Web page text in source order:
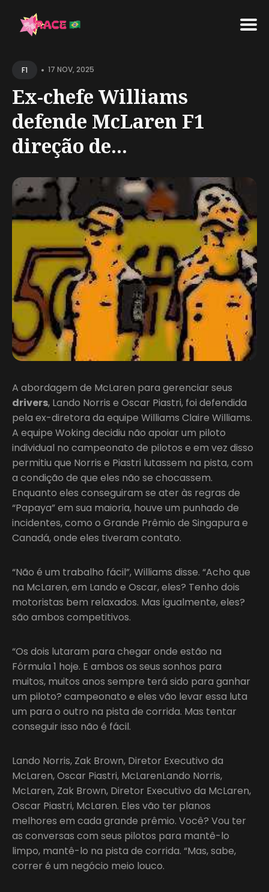
for
F1 • 17 NOV, 2025
Ex-chefe Williams
defende McLaren F1
direção de...
A abordagem de McLaren para gerenciar seus
drivers, Lando Norris e Oscar Piastri, foi defendida
pela ex-diretora da equipe Williams Claire Williams.
A equipe Woking decidiu não apoiar um piloto
individual no campeonato de pilotos e em vez disso
permitiu que Norris e Piastri lutassem na pista, com
a condição de que eles não se chocassem.
Enquanto eles conseguiram se ater às regras de
“Papaya” em sua maioria, houve um punhado de
incidentes, como o Grande Prêmio de Singapura e
Canadá, onde eles tiveram contato.
“Não é um trabalho fácil”, Williams disse. “Acho que
na McLaren, em Lando e Oscar, eles? Tenho dois
motoristas bem relaxados. Mas igualmente, eles?
são ambos competitivos.
“Os dois lutaram para chegar onde estão na
Fórmula 1 hoje. E ambos os seus sonhos para
muitos, muitos anos sempre terá sido para ganhar
um piloto? campeonato e eles vão levar essa luta
um para o outro na pista de corrida. Mas tentar
conseguir isso não é fácil.
Lando Norris, Zak Brown, Diretor Executivo da
McLaren, Oscar Piastri, McLarenLando Norris,
McLaren, Zak Brown, Diretor Executivo da McLaren,
Oscar Piastri, McLaren. Eles vão ter planos
melhores em cada grande prêmio. Você? Vou ter
as conversas com seus pilotos para mantê-lo
limpo, mantê-lo na pista de corrida. “Mas, sabe,
correr é um negócio meio louco.